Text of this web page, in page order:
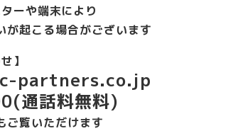
ーや端末により
が起こる場合がございます
】
partners.co.jp
通話料無料)
ご覧いただけます